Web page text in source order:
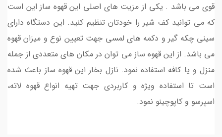
قوی می باشد . یکی از مزیت های اصلی این قهوه ساز این است
که می توانید کف شیر را خودتان تنظیم کنید. این دستگاه دارای
سینی چکه گیر و دکمه های لمسی جهت تعیین نوع و میزان قهوه
می باشد. از این قهوه ساز می توان در مکان های متعددی از جمله
منزل و یا کافه استفاده نمود. نازل بخار این قهوه ساز باعث شده
است تا استفاده ویژه و کاربردی جهت تهیه انواع قهوه لاته،
اسپرسو و کاپوچینو نمود.